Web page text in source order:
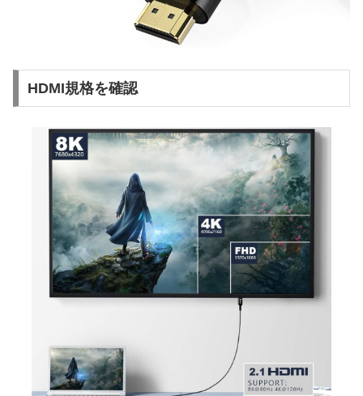
HDMI規格を確認